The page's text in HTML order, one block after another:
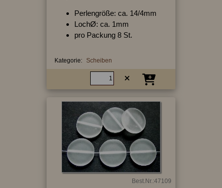
Perlengröße: ca. 14/4mm
LochØ: ca. 1mm
pro Packung 8 St.
Kategorie: Scheiben
Best.Nr.:47109